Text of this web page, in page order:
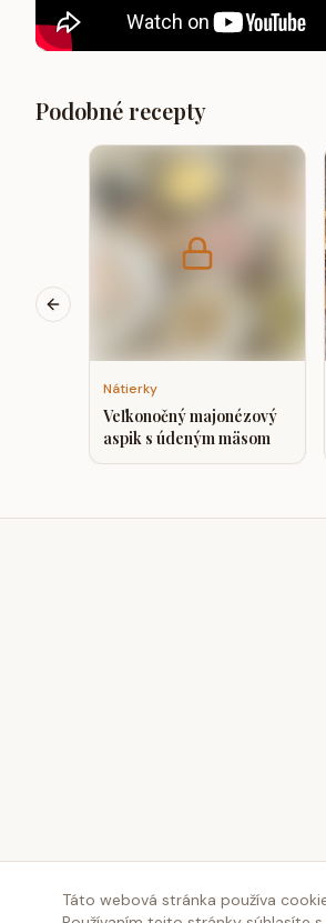
Táto webová stránka používa
Podobné recepty
Nátierky
Veľkonočný majonézový
aspik s údeným mäsom
Previous slide